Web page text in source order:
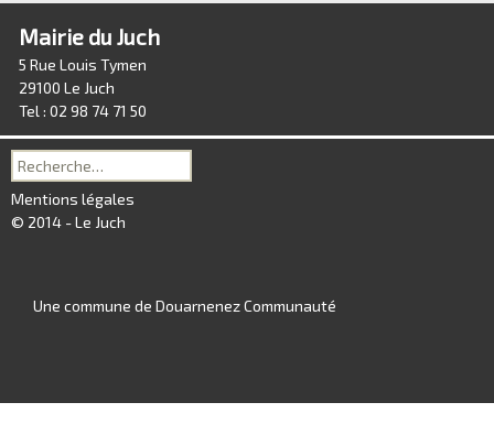
Mairie du Juch
5 Rue Louis Tymen
29100 Le Juch
Tel : 02 98 74 71 50
Recherche
pour :
Mentions légales
© 2014 - Le Juch
Une commune de Douarnenez Communauté